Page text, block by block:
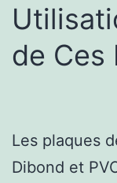
de Ces
Les plaques
Dibond et